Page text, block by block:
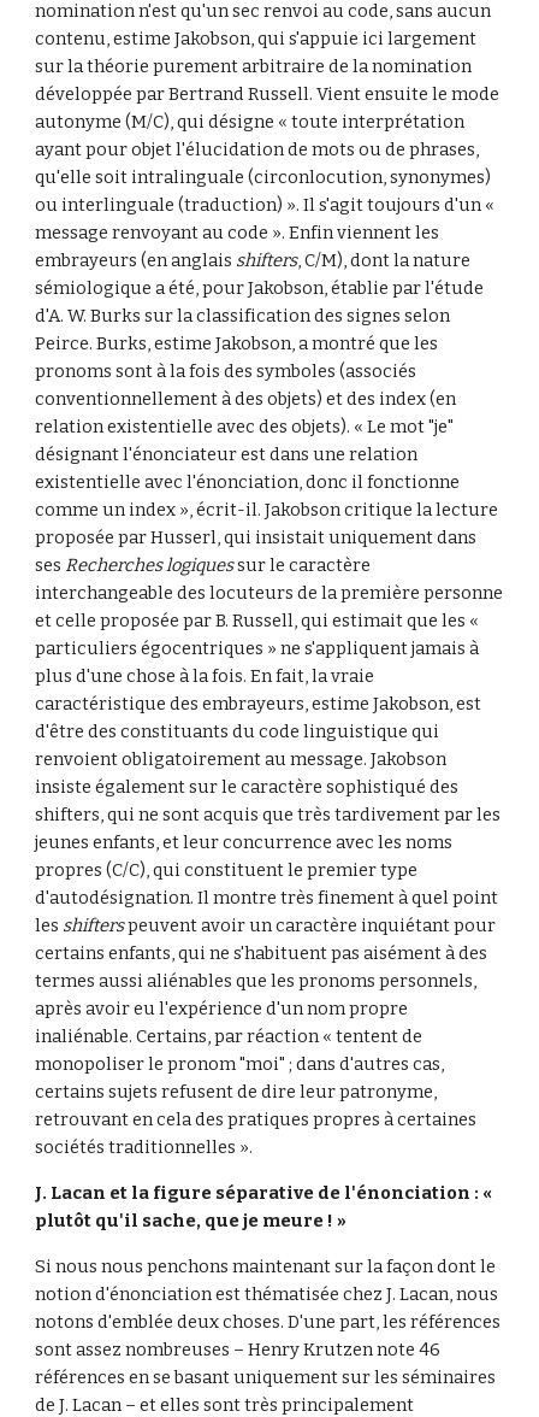
nomination n'est qu'un sec renvoi au code, sans aucun
contenu, estime Jakobson, qui s'appuie ici largement
sur la théorie purement arbitraire de la nomination
développée par Bertrand Russell. Vient ensuite le mode
autonyme (M/C), qui désigne « toute interprétation
ayant pour objet l'élucidation de mots ou de phrases,
qu'elle soit intralinguale (circonlocution, synonymes)
ou interlinguale (traduction) ». Il s'agit toujours d'un «
message renvoyant au code ». Enfin viennent les
embrayeurs (en anglais shifters, C/M), dont la nature
sémiologique a été, pour Jakobson, établie par l'étude
d'A. W. Burks sur la classification des signes selon
Peirce. Burks, estime Jakobson, a montré que les
pronoms sont à la fois des symboles (associés
conventionnellement à des objets) et des index (en
relation existentielle avec des objets). « Le mot "je"
désignant l'énonciateur est dans une relation
existentielle avec l'énonciation, donc il fonctionne
comme un index », écrit-il. Jakobson critique la lecture
proposée par Husserl, qui insistait uniquement dans
ses Recherches logiques sur le caractère
interchangeable des locuteurs de la première personne
et celle proposée par B. Russell, qui estimait que les «
particuliers égocentriques » ne s'appliquent jamais à
plus d'une chose à la fois. En fait, la vraie
caractéristique des embrayeurs, estime Jakobson, est
d'être des constituants du code linguistique qui
renvoient obligatoirement au message. Jakobson
insiste également sur le caractère sophistiqué des
shifters, qui ne sont acquis que très tardivement par les
jeunes enfants, et leur concurrence avec les noms
propres (C/C), qui constituent le premier type
d'autodésignation. Il montre très finement à quel point
les shifters peuvent avoir un caractère inquiétant pour
certains enfants, qui ne s'habituent pas aisément à des
termes aussi aliénables que les pronoms personnels,
après avoir eu l'expérience d'un nom propre
inaliénable. Certains, par réaction « tentent de
monopoliser le pronom "moi" ; dans d'autres cas,
certains sujets refusent de dire leur patronyme,
retrouvant en cela des pratiques propres à certaines
sociétés traditionnelles ».
J. Lacan et la figure séparative de l'énonciation : «
plutôt qu'il sache, que je meure ! »
Si nous nous penchons maintenant sur la façon dont le
notion d'énonciation est thématisée chez J. Lacan, nous
notons d'emblée deux choses. D'une part, les références
sont assez nombreuses – Henry Krutzen note 46
références en se basant uniquement sur les séminaires
de J. Lacan – et elles sont très principalement